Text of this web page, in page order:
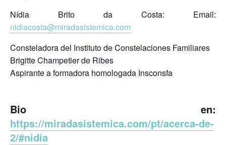
Nídia Brito da Costa: Email:
nidiacosta@miradasistemica.com
Consteladora del Instituto de Constelaciones Familiares
Brigitte Champetier de Ribes
Aspirante a formadora homologada Insconsfa
Bio en:
https://miradasistemica.com/pt/acerca-de-
2/#nidia